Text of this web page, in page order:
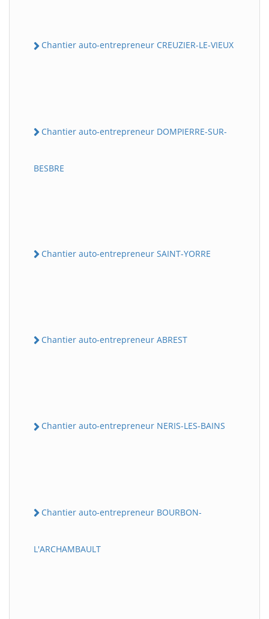
Chantier auto-entrepreneur CREUZIER-LE-VIEUX
Chantier auto-entrepreneur DOMPIERRE-SUR-
BESBRE
Chantier auto-entrepreneur SAINT-YORRE
Chantier auto-entrepreneur ABREST
Chantier auto-entrepreneur NERIS-LES-BAINS
Chantier auto-entrepreneur BOURBON-
L'ARCHAMBAULT